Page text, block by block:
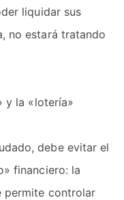
liquidar sus
no estará tratando
y la «lotería»
debe evitar el
financiero: la
permite controlar